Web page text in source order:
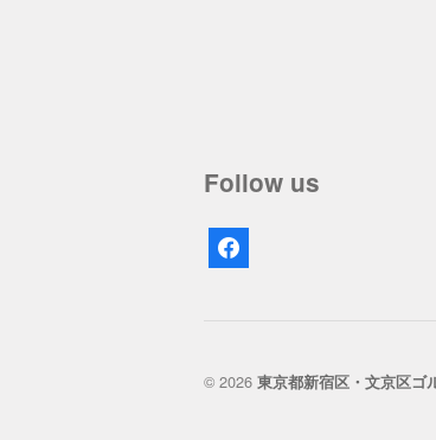
Follow us
facebook
© 2026 東京都新宿区・文京区ゴ